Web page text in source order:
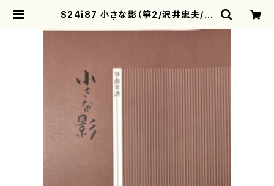
S24i87 小さな影（箏2/沢井忠夫/楽